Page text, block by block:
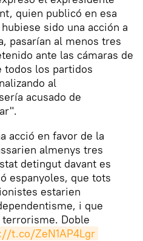
quien publicó en esa
sido una acción a
pasarían al menos tres
ante las cámaras de
todos los partidos
al
acusado de
acció en favor de la
almenys tres
detingut davant es
espanyoles, que tots
estarien
i que
terrorisme. Doble
t.co/ZeN1AP4Lgr